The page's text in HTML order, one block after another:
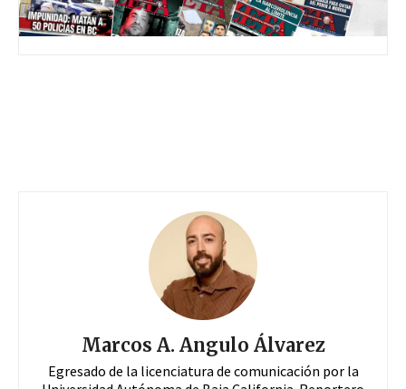
Marcos A. Angulo Álvarez
Egresado de la licenciatura de comunicación por la